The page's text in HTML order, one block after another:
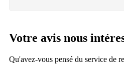
Votre avis nous
Qu'avez-vous pensé du service de